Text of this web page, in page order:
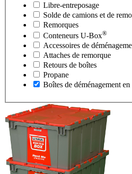
Libre-entreposage
Solde de camions et de
Remorques
Conteneurs U-Box®
Accessoires de
Attaches de remorque
Retours de boîtes
Propane
Boîtes de déménagement